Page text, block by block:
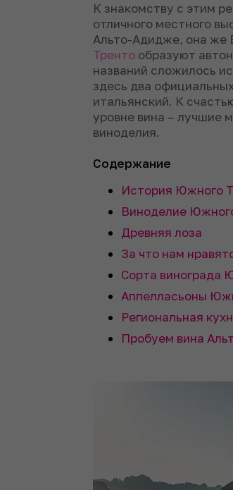
К знакомству с этим
отличного местного
Альто-Адидже, она же
Тренто образуют
названий сложилось
здесь два
итальянский. К
уровне вина – лучшие
виноделия.
Содержание
История Южного
Виноделие
Древняя лоза
За что нам
Сорта винограда
Аппелласьоны
Региональная
Пробуем вина